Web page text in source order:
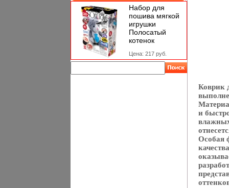
Набор для
пошива мягкой
игрушки
Полосатый
котенок
Цена: 217 руб.
Коврик
и
Особая